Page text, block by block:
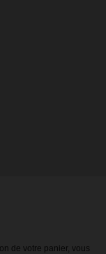
de votre panier, vous